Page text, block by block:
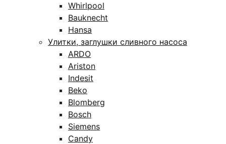
Whirlpool
Bauknecht
Hansa
Улитки, заглушки сливного насоса
ARDO
Ariston
Indesit
Beko
Blomberg
Bosch
Siemens
Candy